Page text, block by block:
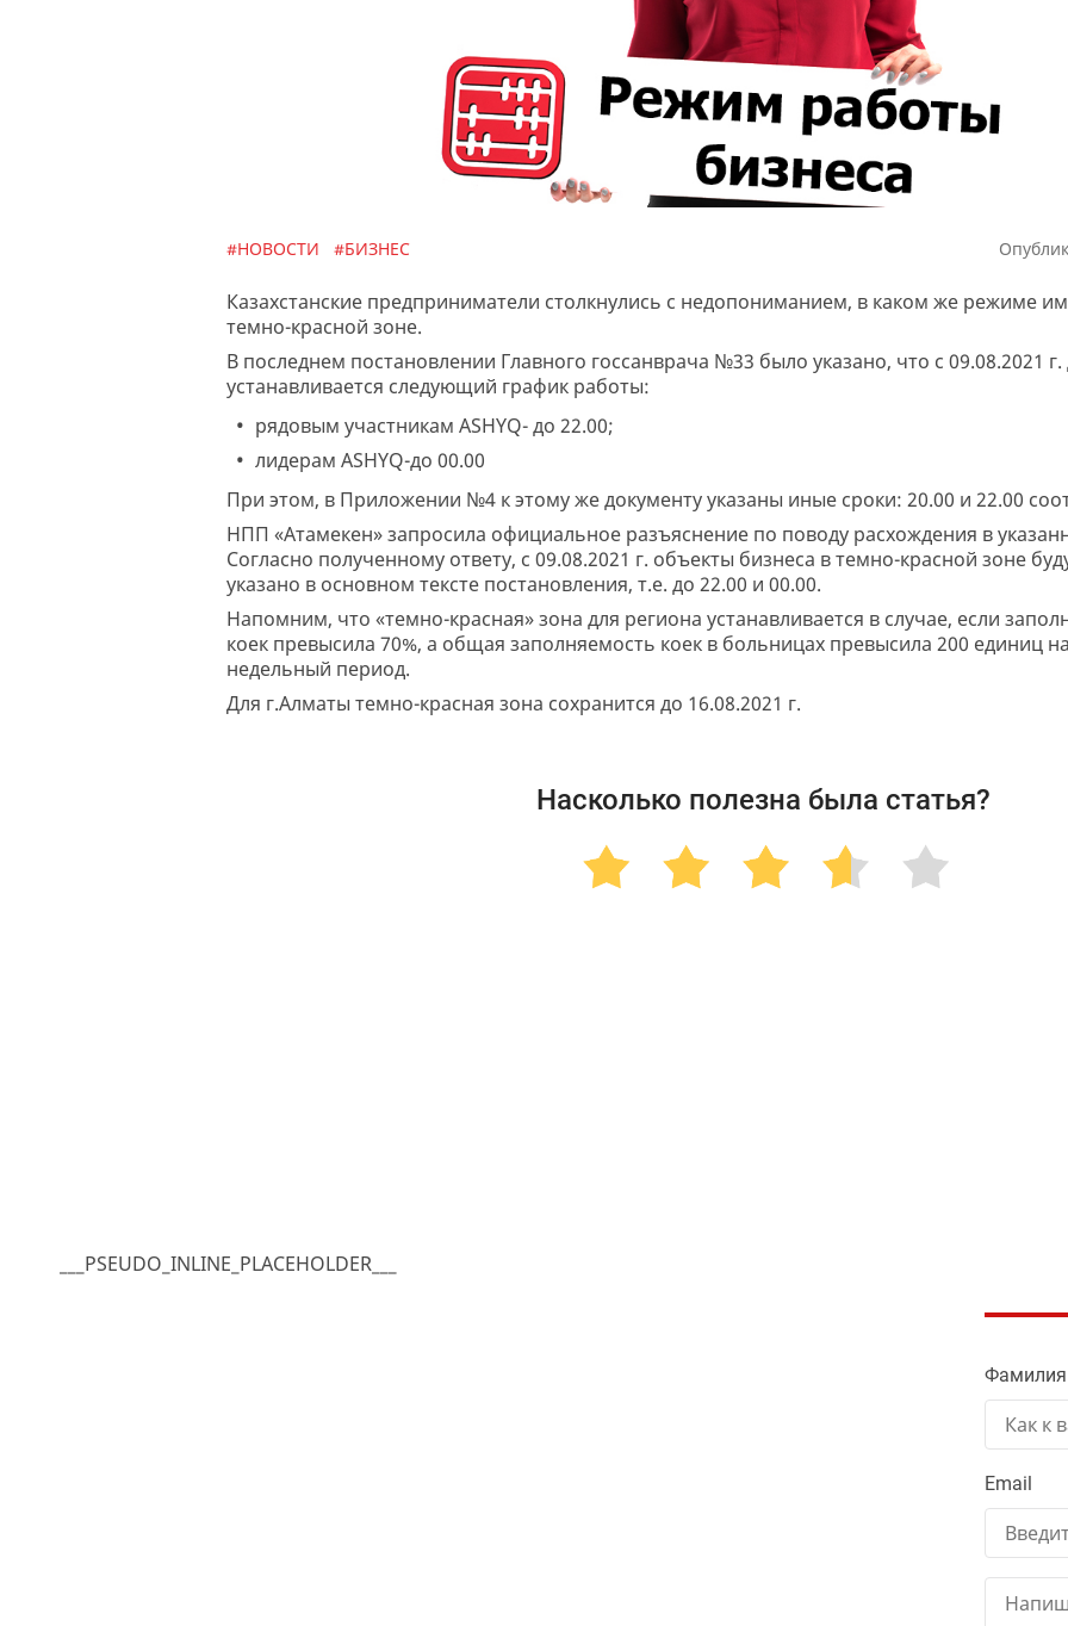
#НОВОСТИ #БИЗНЕС
Казахстанские предприниматели столкнулись с недопониманием, в каком же режиме
темно-красной зоне.
В последнем постановлении Главного госсанврача №33 было указано, что с 09.08.2021
устанавливается следующий график работы:
рядовым участникам ASHYQ- до 22.00;
лидерам ASHYQ-до 00.00
При этом, в Приложении №4 к этому же документу указаны иные сроки: 20.00 и 22.00
НПП «Атамекен» запросила официальное разъяснение по поводу расхождения в
Согласно полученному ответу, с 09.08.2021 г. объекты бизнеса в темно-красной зоне
указано в основном тексте постановления, т.е. до 22.00 и 00.00.
Напомним, что «темно-красная» зона для региона устанавливается в случае, если
коек превысила 70%, а общая заполняемость коек в больницах превысила 200 единиц
недельный период.
Для г.Алматы темно-красная зона сохранится до 16.08.2021 г.
Насколько полезна была статья?
___PSEUDO_INLINE_PLACEHOLDER___
Email